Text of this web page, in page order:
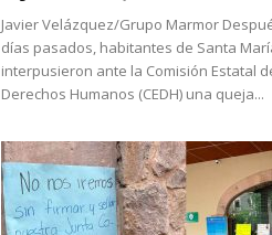
Javier Velázquez/Grupo Marmor
días pasados, habitantes de Santa
interpusieron ante la Comisión Estatal
Derechos Humanos (CEDH) una queja...